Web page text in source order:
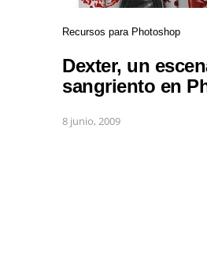
Recursos para Photoshop
Dexter, un
sangriento en
8 junio, 2009